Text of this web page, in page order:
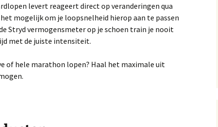
levert reageert direct op veranderingen qua
mogelijk om je loopsnelheid hierop aan te passen
Stryd vermogensmeter op je schoen train je nooit
met de juiste intensiteit.
of hele marathon lopen? Haal het maximale uit